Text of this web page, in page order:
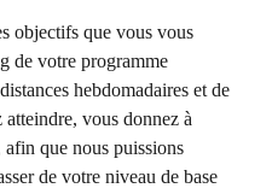
objectifs que vous vous
de votre programme
hebdomadaires et de
vous donnez à
que nous puissions
de votre niveau de base